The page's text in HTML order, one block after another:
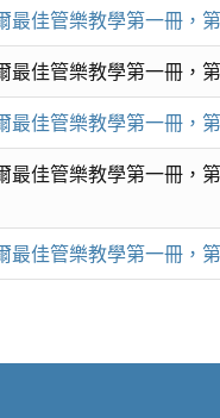
最佳管樂教學第一冊，
最佳管樂教學第一冊，
最佳管樂教學第一冊，
最佳管樂教學第一冊，
最佳管樂教學第一冊，